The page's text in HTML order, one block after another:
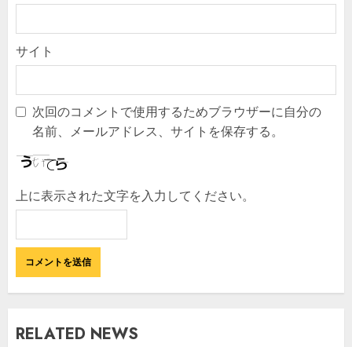
サイト
次回のコメントで使用するためブラウザーに自分の
名前、メールアドレス、サイトを保存する。
上に表示された文字を入力してください。
RELATED NEWS